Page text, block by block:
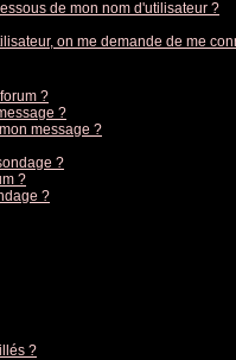
de mon nom d'utilisateur ?
on me demande de me
?
?
message ?
?
?
?
?